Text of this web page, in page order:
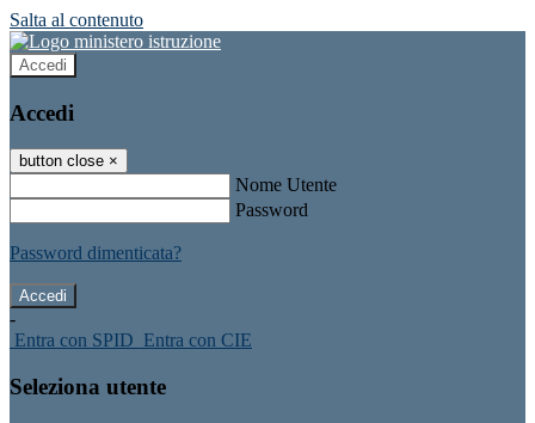
Salta al contenuto
Accedi
Accedi
button close ×
Nome Utente
Password
Password dimenticata?
-
Entra con SPID Entra con CIE
Seleziona utente